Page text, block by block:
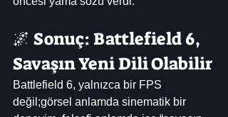
🌌 Sonuç: Battlefield 6,
Savaşın Yeni Dili Olabilir
Battlefield 6, yalnızca bir FPS
değil;görsel anlamda sinematik bir